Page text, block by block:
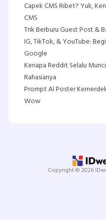
Capek CMS Ribet? Yuk,
CMS
Trik Berburu Guest Post &
IG, TikTok, & YouTube:
Google
Kenapa Reddit Selalu
Rahasianya
Prompt AI Poster
Wow
Copyright © 2026